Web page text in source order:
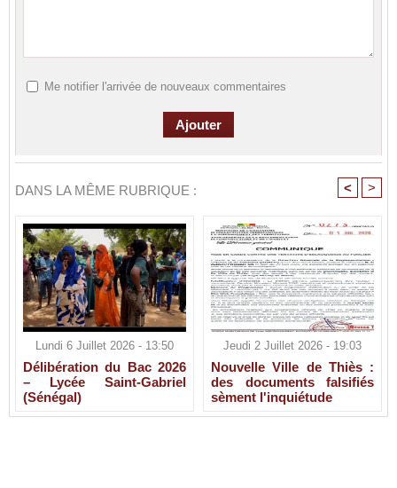
Me notifier l'arrivée de nouveaux commentaires
DANS LA MÊME RUBRIQUE : < >
Lundi 6 Juillet 2026 - 13:50
Délibération du Bac 2026
– Lycée Saint-Gabriel
(Sénégal)
Jeudi 2 Juillet 2026 - 19:03
Nouvelle Ville de Thiès :
des documents falsifiés
sèment l'inquiétude